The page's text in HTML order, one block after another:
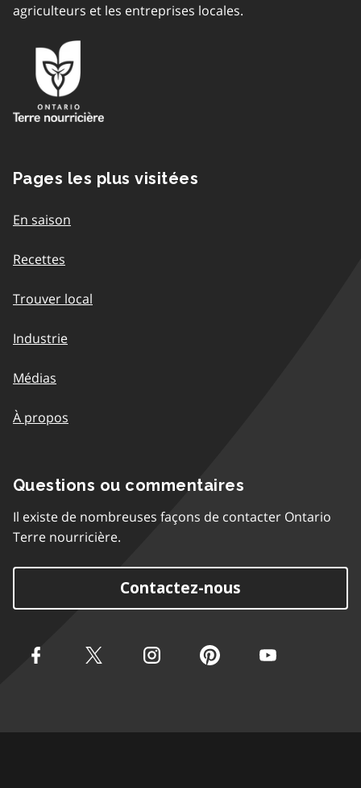
agriculteurs et les entreprises locales.
Pages les plus visitées
En saison
Recettes
Trouver local
Industrie
Médias
À propos
Questions ou commentaires
Il existe de nombreuses façons de contacter Ontario
Terre nourricière.
Contactez-nous